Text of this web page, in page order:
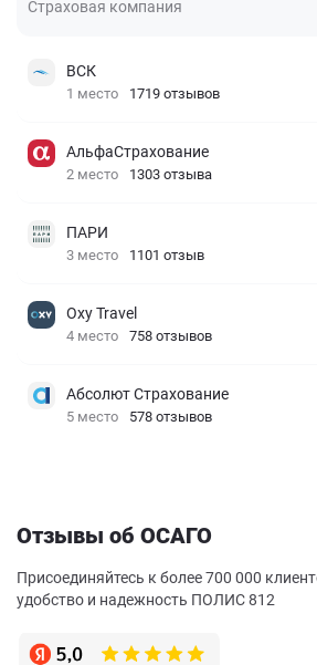
Страховая компания
ВСК
1 место 1719 отзывов
АльфаСтрахование
2 место 1303 отзыва
ПАРИ
3 место 1101 отзыв
Oxy Travel
4 место 758 отзывов
Абсолют Страхование
5 место 578 отзывов
Отзывы об ОСАГО
Присоединяйтесь к более 700 000
удобство и надежность ПОЛИС 812